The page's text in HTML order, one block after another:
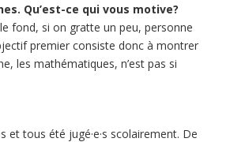
Qu’est-ce qui vous motive?
fond, si on gratte un peu, personne
premier consiste donc à montrer
les mathématiques, n’est pas si
tous été jugé·e·s scolairement. De